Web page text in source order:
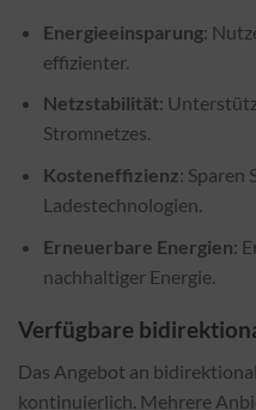
Energieeinsparung:
effizienter.
Netzstabilität:
Stromnetzes.
Kosteneffizienz: Sparen
Ladestechnologien.
Erneuerbare Energien:
nachhaltiger Energie.
Verfügbare
Das Angebot an
kontinuierlich. Mehrere